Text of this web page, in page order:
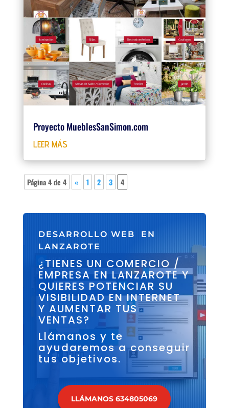
Proyecto MueblesSanSimon.com
LEER MÁS
Página 4 de 4 « 1 2 3 4
DESARROLLO WEB EN
LANZAROTE
¿TIENES UN COMERCIO /
EMPRESA EN LANZAROTE Y
QUIERES POTENCIAR SU
VISIBILIDAD EN INTERNET
Y AUMENTAR TUS
VENTAS?
Llámanos y te
ayudaremos a conseguir
tus objetivos.
LLÁMANOS 634805069